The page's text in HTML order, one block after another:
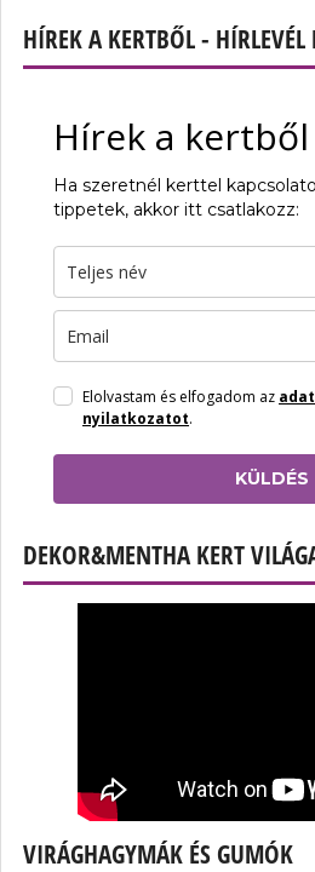
HÍREK A KERTBŐL - HÍRLEVÉL
Hírek a kertből
Ha szeretnél kerttel
tippetek, akkor itt csatlakozz:
Elolvastam és elfogadom az
nyilatkozatot.
KÜLDÉS
DEKOR&MENTHA KERT
VIRÁGHAGYMÁK ÉS GUMÓK